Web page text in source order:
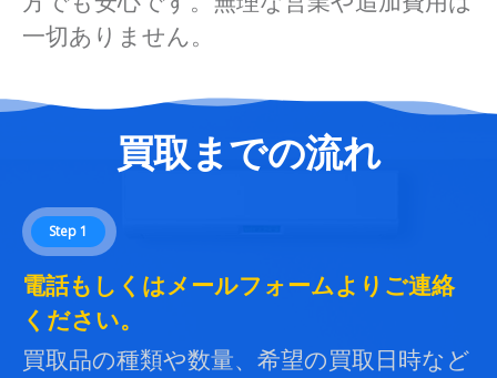
一切ありません。
買取までの流れ
Step 1
電話もしくはメールフォームよりご連絡
ください。
買取品の種類や数量、希望の買取日時など